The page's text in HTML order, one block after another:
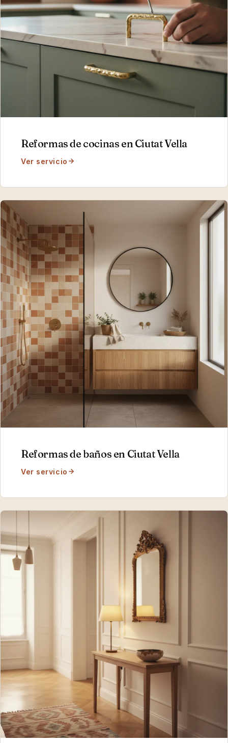
Reformas de cocinas en Ciutat Vella
Ver servicio
Reformas de baños en Ciutat Vella
Ver servicio